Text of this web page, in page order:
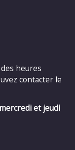
heures
contacter le
et jeudi